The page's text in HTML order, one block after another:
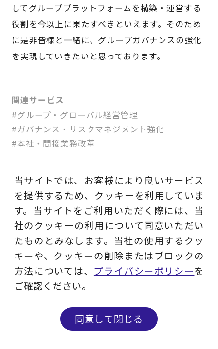
してグループプラットフォームを構築・運営する
役割を今以上に果たすべきといえます。そのため
に是非皆様と一緒に、グループガバナンスの強化
を実現していきたいと思っております。
関連サービス
#グループ・グローバル経営管理
#ガバナンス・リスクマネジメント強化
#本社・間接業務改革
この記事はいかがでしたか？
私はロボットではありません
レビューを送信
このソリューション関連の
問い合わせる メルマガ登録
当サイトでは、お客様により良いサービス
を提供するため、クッキーを利用していま
す。当サイトをご利用いただく際には、当
社のクッキーの利用について同意いただい
たものとみなします。当社の使用するクッ
キーや、クッキーの削除またはブロックの
方法については、 プライバシーポリシーを
ご確認ください。
同意して閉じる